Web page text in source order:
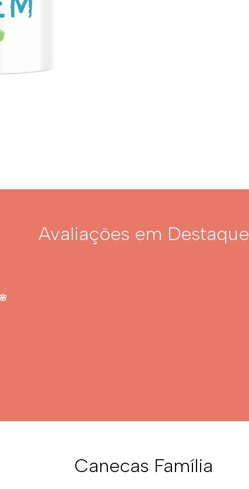
Avaliações em Destaque
Canecas Família